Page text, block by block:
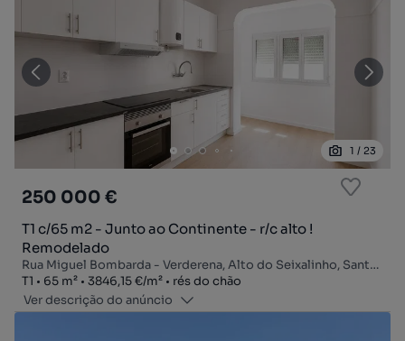
1 / 23
250 000 €
T1 c/65 m2 - Junto ao Continente - r/c alto !
Remodelado
Rua Miguel Bombarda - Verderena, Alto do Seixalinho, Santo André e Verderena, Barreiro, Setúbal
Tipologia
T1
Zona65 m²
Preço por metro quadrado
3846,15 €/m²
Andar
rés do chão
Ver descrição do anúncio